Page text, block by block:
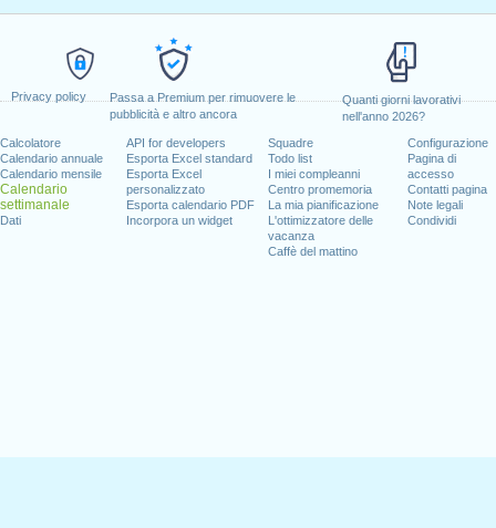
Privacy policy
Passa a Premium per rimuovere le
pubblicità e altro ancora
Quanti giorni lavorativi
nell'anno 2026?
Calcolatore
Calendario annuale
Calendario mensile
Calendario
settimanale
Dati
API for developers
Esporta Excel standard
Esporta Excel
personalizzato
Esporta calendario PDF
Incorpora un widget
Squadre
Todo list
I miei compleanni
Centro promemoria
La mia pianificazione
L'ottimizzatore delle
vacanza
Caffè del mattino
Configurazione
Pagina di
accesso
Contatti pagina
Note legali
Condividi